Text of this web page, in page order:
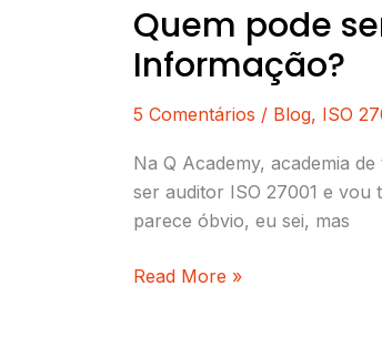
Quem pode
Informação?
5 Comentários / Blog, ISO
Na Q Academy, academia
ser auditor ISO 27001 e vou
parece óbvio, eu sei, mas
Quem
pode
ser
auditor
27001
–
Sistema
Gestão
Read More »